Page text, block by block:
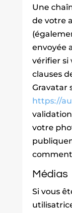
Une
de votre
envoyée
vérifier si
clauses
Gravatar
https://
votre
Médias
Si vous